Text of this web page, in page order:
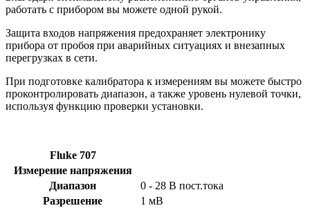
работать с прибором вы можете одной рукой.
Защита входов напряжения предохраняет электронику
прибора от пробоя при аварийных ситуациях и внезапных
перегрузках в сети.
При подготовке калибратора к измерениям вы можете быстро
проконтролировать диапазон, а также уровень нулевой точки,
используя функцию проверки установки.
Fluke 707
Измерение напряжения
Диапазон
0 - 28 В пост.тока
Разрешение
1 мВ